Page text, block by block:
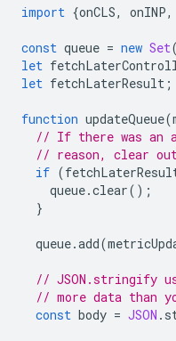
import {onCLS, onINP,
const queue = new Set
let
let fetchLaterResult ;
function updateQueue(
// If there was an
// reason, clear
if (
queue.clear();
}
queue.add(
// JSON.stringify
// more data than
const body = JSON .